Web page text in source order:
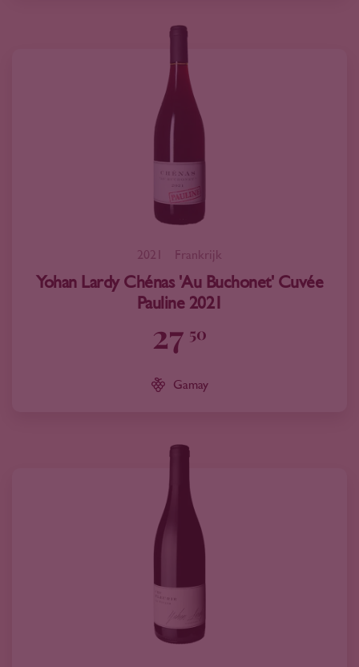
2021 Frankrijk
Yohan Lardy Chénas 'Au Buchonet' Cuvée
Pauline 2021
27 50
Gamay